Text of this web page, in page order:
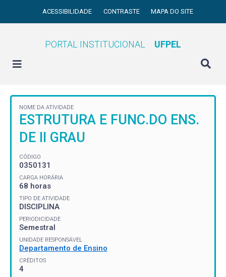
ACESSIBILIDADE CONTRASTE MAPA DO SITE
PORTAL INSTITUCIONAL UFPEL
NOME DA ATIVIDADE
ESTRUTURA E FUNC.DO ENS.
DE II GRAU
CÓDIGO
0350131
CARGA HORÁRIA
68 horas
TIPO DE ATIVIDADE
DISCIPLINA
PERIODICIDADE
Semestral
UNIDADE RESPONSÁVEL
Departamento de Ensino
CRÉDITOS
4